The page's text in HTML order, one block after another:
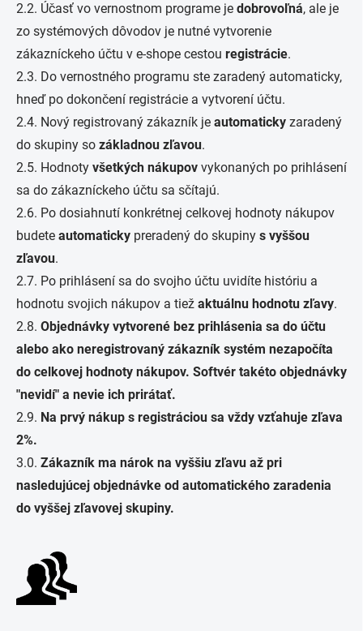
2.2. Účasť vo vernostnom programe je dobrovoľná, ale je
zo systémových dôvodov je nutné vytvorenie
zákazníckeho účtu v e-shope cestou registrácie.
2.3. Do vernostného programu ste zaradený automaticky,
hneď po dokončení registrácie a vytvorení účtu.
2.4. Nový registrovaný zákazník je automaticky zaradený
do skupiny so základnou zľavou.
2.5. Hodnoty všetkých nákupov vykonaných po prihlásení
sa do zákazníckeho účtu sa sčítajú.
2.6. Po dosiahnutí konkrétnej celkovej hodnoty nákupov
budete automaticky preradený do skupiny s vyššou
zľavou.
2.7. Po prihlásení sa do svojho účtu uvidíte históriu a
hodnotu svojich nákupov a tiež aktuálnu hodnotu zľavy.
2.8. Objednávky vytvorené bez prihlásenia sa do účtu
alebo ako neregistrovaný zákazník systém nezapočíta
do celkovej hodnoty nákupov. Softvér takéto objednávky
"nevidí" a nevie ich prirátať.
2.9. Na prvý nákup s registráciou sa vždy vzťahuje zľava
2%.
3.0. Zákazník ma nárok na vyššiu zľavu až pri
nasledujúcej objednávke od automatického zaradenia
do vyššej zľavovej skupiny.